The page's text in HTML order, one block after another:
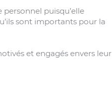
puisqu’elle
sont importants pour la
et engagés envers leur